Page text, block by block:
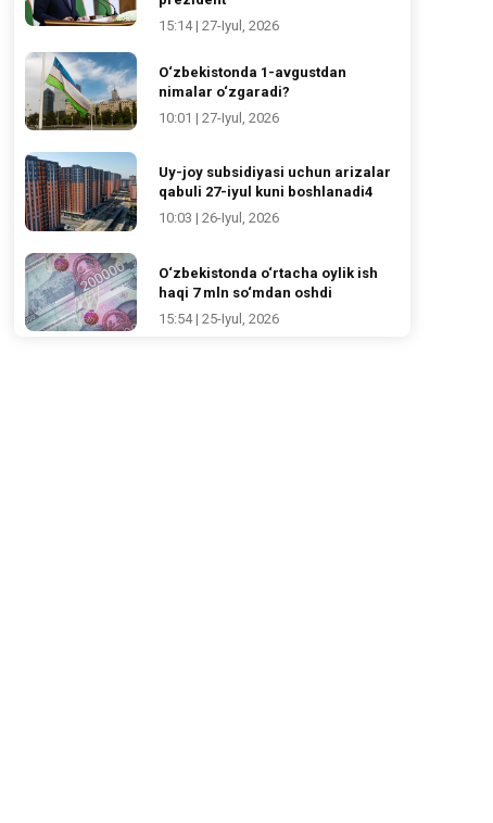
15:14 | 27-Iyul, 2026
O‘zbekistonda 1-avgustdan
nimalar o‘zgaradi?
10:01 | 27-Iyul, 2026
Uy-joy subsidiyasi uchun arizalar
qabuli 27-iyul kuni boshlanadi4
10:03 | 26-Iyul, 2026
O‘zbekistonda o‘rtacha oylik ish
haqi 7 mln so‘mdan oshdi
15:54 | 25-Iyul, 2026